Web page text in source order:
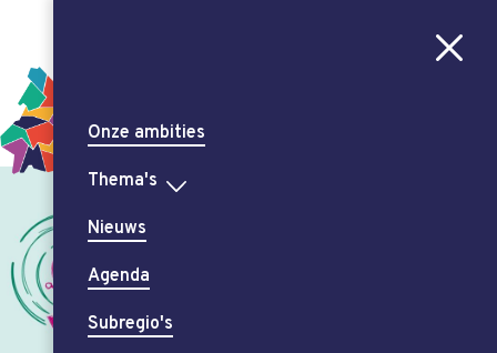
Onze ambities
Thema's
Nieuws
Agenda
Subregio's